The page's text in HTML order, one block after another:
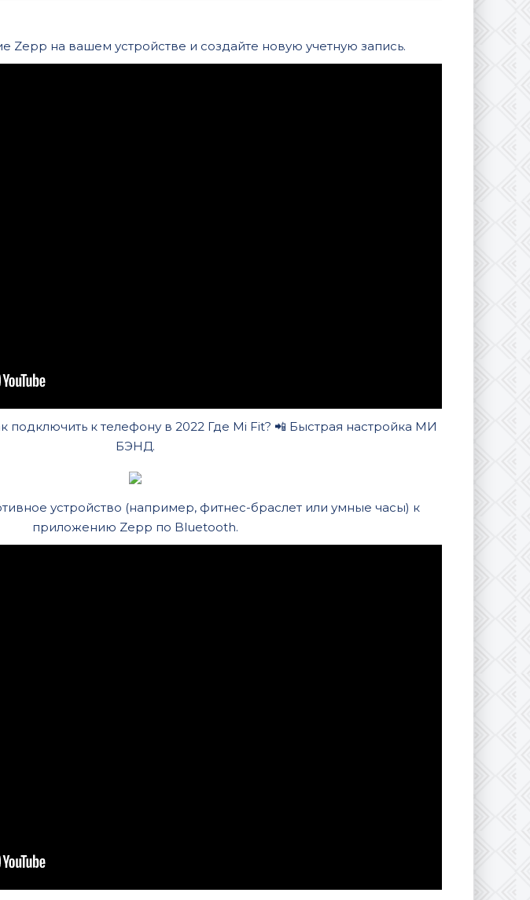
Zepp на вашем устройстве и создайте новую учетную запись.
подключить к телефону в 2022 Где Mi Fit? 📲 Быстрая настройка МИ
БЭНД.
устройство (например, фитнес-браслет или умные часы) к
приложению Zepp по Bluetooth.